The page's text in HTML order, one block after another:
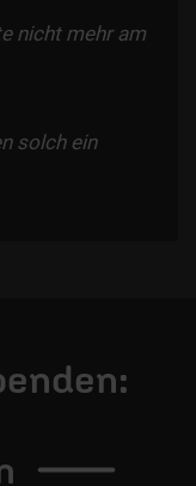
nicht mehr am
solch ein